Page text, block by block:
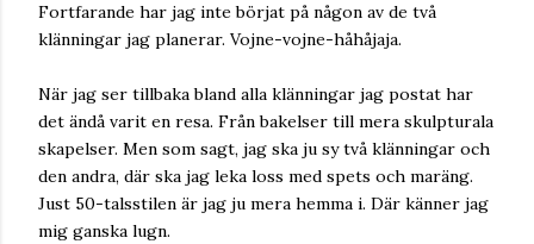
Fortfarande har jag inte börjat på någon av de två
klänningar jag planerar. Vojne-vojne-håhåjaja.
När jag ser tillbaka bland alla klänningar jag postat har
det ändå varit en resa. Från bakelser till mera skulpturala
skapelser. Men som sagt, jag ska ju sy två klänningar och
den andra, där ska jag leka loss med spets och maräng.
Just 50-talsstilen är jag ju mera hemma i. Där känner jag
mig ganska lugn.